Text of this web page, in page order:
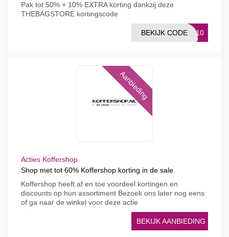
Pak tot 50% + 10% EXTRA korting dankzij deze
THEBAGSTORE kortingscode
LE10
BEKIJK CODE
Aanbieding
Acties Koffershop
Shop met tot 60% Koffershop korting in de sale
Koffershop heeft af en toe voordeel kortingen en
discounts op hun assortiment Bezoek ons later nog eens
of ga naar de winkel voor deze actie
BEKIJK AANBIEDING